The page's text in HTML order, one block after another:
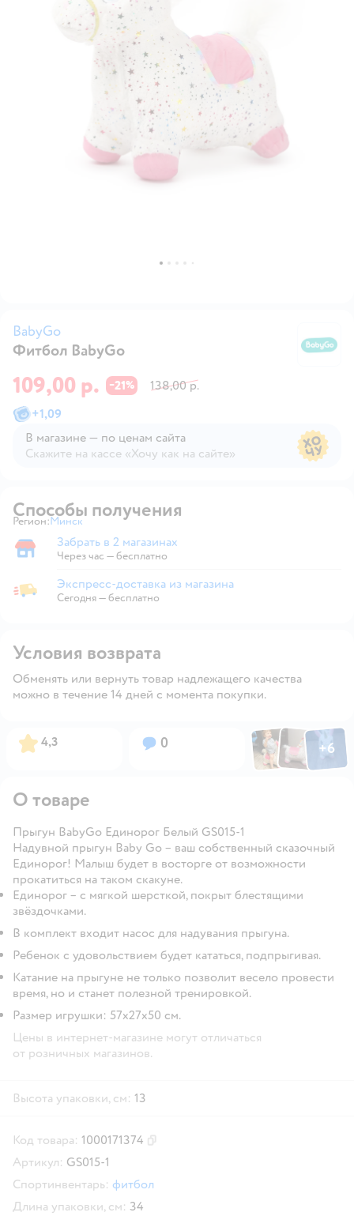
BabyGo
Фитбол BabyGo
109,00 р. −21%
138,00 р.
+1,09
В магазине — по ценам сайта
Скажите на кассе «Хочу как на сайте»
Способы получения
Регион: Выбор адреса доставки.
Минск
Забрать в магазине
Забрать в 2 магазинах
Через час — бесплатно
Экспресс-доставка из магазина
Экспресс-доставка из магазина
Сегодня—бесплатно
Условия возврата
Обменять или вернуть товар надлежащего качества
можно в течение 14 дней с момента покупки.
Рейтинг:
4,3 Вопросов:
0 ФотоФотоФото
+6
Открыть
О товаре
Прыгун BabyGo Единорог Белый GS015-1
Надувной прыгун Baby Gо – ваш собственный сказочный
Единорог! Малыш будет в восторге от возможности
прокатиться на таком скакуне.
Единорог – с мягкой шерсткой, покрыт блестящими
звёздочками.
В комплект входит насос для надувания прыгуна.
Ребенок с удовольствием будет кататься, подпрыгивая.
Катание на прыгуне не только позволит весело провести
время, но и станет полезной тренировкой.
Размер игрушки: 57x27x50 см.
Цены в интернет-магазине могут отличаться
от розничных магазинов.
Высота упаковки, см: 13
Код товара: 1000171374
Артикул: GS015-1
Спортинвентарь: фитбол
Длина упаковки, см: 34